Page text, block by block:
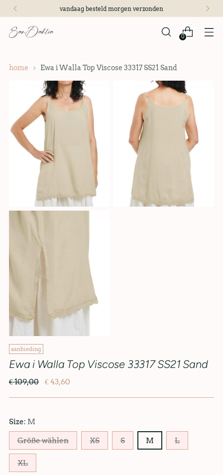
vandaag besteld morgen verzonden
0
home Ewa i Walla Top Viscose 33317 SS21 Sand
aanbieding
Ewa i Walla Top Viscose 33317 SS21 Sand
€ 109,00 € 43,60
Size: M
Größe wählen
XS S M L
XL